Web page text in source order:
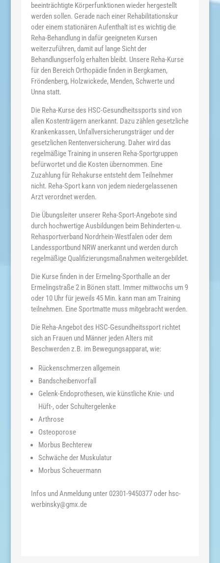
beeinträchtigte Körperfunktionen wieder hergestellt
werden sollen. Gerade nach einer Rehabilitationskur
oder einem stationären Aufenthalt ist es wichtig die
Reha-Behandlung in dafür geeigneten Kursen
weiterzuführen, damit auf lange Sicht der
Behandlungserfolg erhalten bleibt. Unsere Reha-Kurse
für den Bereich Orthopädie finden in Bergkamen,
Fröndenberg, Holzwickede, Menden, Schwerte und
Unna statt.
Die Reha-Kurse des HSC-Gesundheitssports sind von
allen Kostenträgern anerkannt. Dazu zählen gesetzliche
Krankenkassen, Unfallversicherungsträger und der
gesetzlichen Rentenversicherung. Daher wird das
regelmäßige Training in unseren Reha-Sportgruppen
befürwortet und die Kosten übernommen. Eine
Zuzahlung für Rehakurse entsteht dem Teilnehmer
nicht. Reha-Sport kann von jedem niedergelassenen
Arzt verordnet werden.
Die Übungsleiter unserer Reha-Sport-Angebote sind
durch hochwertige Ausbildungen beim Behinderten-u.
Rehasportverband Nordrhein-Westfalen oder dem
Landessportbund NRW anerkannt und werden durch
regelmäßige Qualifizierungsmaßnahmen weitergebildet.
Die Kurse finden in der Ermeling-Sporthalle an der
Ermelingstraße 2 in Bönen statt. Immer mittwochs um 9
oder 10 Uhr für jeweils 45 Min. kann man am Training
teilnehmen. Eine Sportmatte muss mitgebracht werden.
Die Reha-Angebot des HSC-Gesundheitssport richtet
sich an Frauen und Männer jeden Alters mit
Beschwerden z.B. im Bewegungsapparat, wie:
Rückenschmerzen allgemein
Bandscheibenvorfall
Gelenk-Endoprothesen, wie künstliche Knie- und
Hüft-, oder Schultergelenke
Arthrose
Osteoporose
Morbus Bechterew
Schwäche der Muskulatur
Morbus Scheuermann
Infos und Anmeldung unter 02301-9450377 oder hsc-
werbinsky@gmx.de